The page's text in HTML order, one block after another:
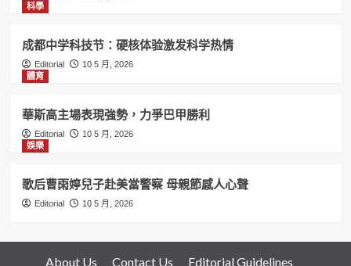
科學
成都中学科技节：硬核体验激发科学热情
Editorial
10 5 月, 2026
體育
華斯高主場表現強勢，力爭巴甲勝利
Editorial
10 5 月, 2026
娛樂
歌后曹雨婷兒子赴美當警察 母親節感人心聲
Editorial 10 5 月, 2026
About Us Contact Us Editorial Guidelines